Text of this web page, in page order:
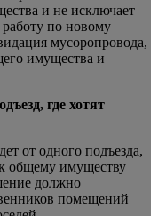
и не исключает
по новому
мусоропровода,
имущества и
где хотят
от одного подъезда,
общему имуществу
должно
помещений